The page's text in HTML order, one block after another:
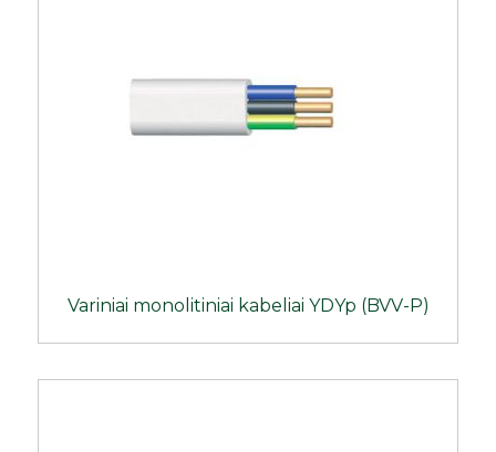
Variniai monolitiniai kabeliai YDYp (BVV-P)